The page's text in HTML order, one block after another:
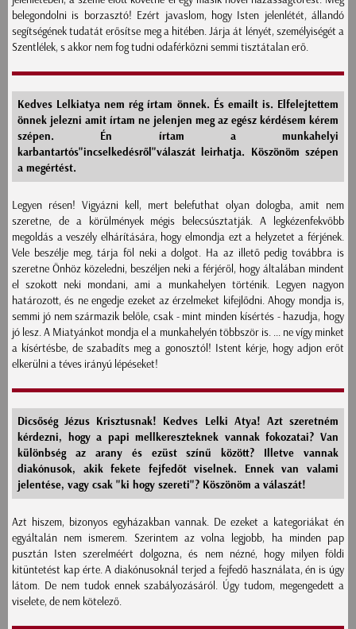
belegondolni is borzasztó! Ezért javaslom, hogy Isten jelenlétét, állandó
segítségének tudatát erősítse meg a hitében. Járja át lényét, személyiségét a
Szentlélek, s akkor nem fog tudni odaférkőzni semmi tisztátalan erő.
Kedves Lelkiatya nem rég írtam önnek. És emailt is. Elfelejtettem
önnek jelezni amit írtam ne jelenjen meg az egész kérdésem kérem
szépen. Én írtam a munkahelyi
karbantartós"incselkedésről"válaszát leirhatja. Köszönöm szépen
a megértést.
Legyen résen! Vigyázni kell, mert belefuthat olyan dologba, amit nem
szeretne, de a körülmények mégis belecsúsztatják. A legkézenfekvőbb
megoldás a veszély elhárítására, hogy elmondja ezt a helyzetet a férjének.
Vele beszélje meg, tárja föl neki a dolgot. Ha az illető pedig továbbra is
szeretne Önhöz közeledni, beszéljen neki a férjéről, hogy általában mindent
el szokott neki mondani, ami a munkahelyen történik. Legyen nagyon
határozott, és ne engedje ezeket az érzelmeket kifejlődni. Ahogy mondja is,
semmi jó nem származik belőle, csak - mint minden kísértés - hazudja, hogy
jó lesz. A Miatyánkot mondja el a munkahelyén többször is. ... ne vígy minket
a kísértésbe, de szabadíts meg a gonosztól! Istent kérje, hogy adjon erőt
elkerülni a téves irányú lépéseket!
Dicsőség Jézus Krisztusnak! Kedves Lelki Atya! Azt szeretném
kérdezni, hogy a papi mellkereszteknek vannak fokozatai? Van
különbség az arany és ezüst színű között? Illetve vannak
diakónusok, akik fekete fejfedőt viselnek. Ennek van valami
jelentése, vagy csak "ki hogy szereti"? Köszönöm a válaszát!
Azt hiszem, bizonyos egyházakban vannak. De ezeket a kategoriákat én
egyáltalán nem ismerem. Szerintem az volna legjobb, ha minden pap
pusztán Isten szerelméért dolgozna, és nem nézné, hogy milyen földi
kitüntetést kap érte. A diakónusoknál terjed a fejfedő használata, én is úgy
látom. De nem tudok ennek szabályozásáról. Úgy tudom, megengedett a
viselete, de nem kötelező.